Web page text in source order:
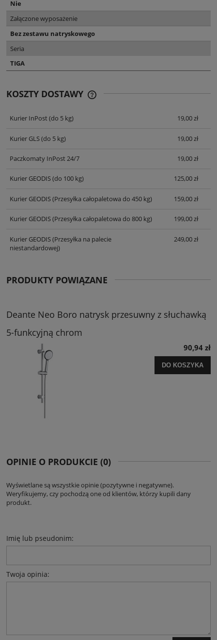
Nie
Załączone wyposażenie
Bez zestawu natryskowego
Seria
TIGA
KOSZTY DOSTAWY
Kurier InPost(do 5 kg) 19,00 zł
Kurier GLS(do 5 kg) 19,00 zł
Paczkomaty InPost 24/7 19,00 zł
Kurier GEODIS(do 100 kg) 125,00 zł
Kurier GEODIS(Przesyłka całopaletowa do 450 kg) 159,00 zł
Kurier GEODIS(Przesyłka całopaletowa do 800 kg) 199,00 zł
Kurier GEODIS(Przesyłka na palecie
niestandardowej)
249,00 zł
PRODUKTY POWIĄZANE
Deante Neo Boro natrysk przesuwny z słuchawką
5-funkcyjną chrom
90,94 zł
DO KOSZYKA
OPINIE O PRODUKCIE (0)
Wyświetlane są wszystkie opinie (pozytywne i negatywne).
Weryfikujemy, czy pochodzą one od klientów, którzy kupili dany
produkt.
Imię lub pseudonim:
Twoja opinia: